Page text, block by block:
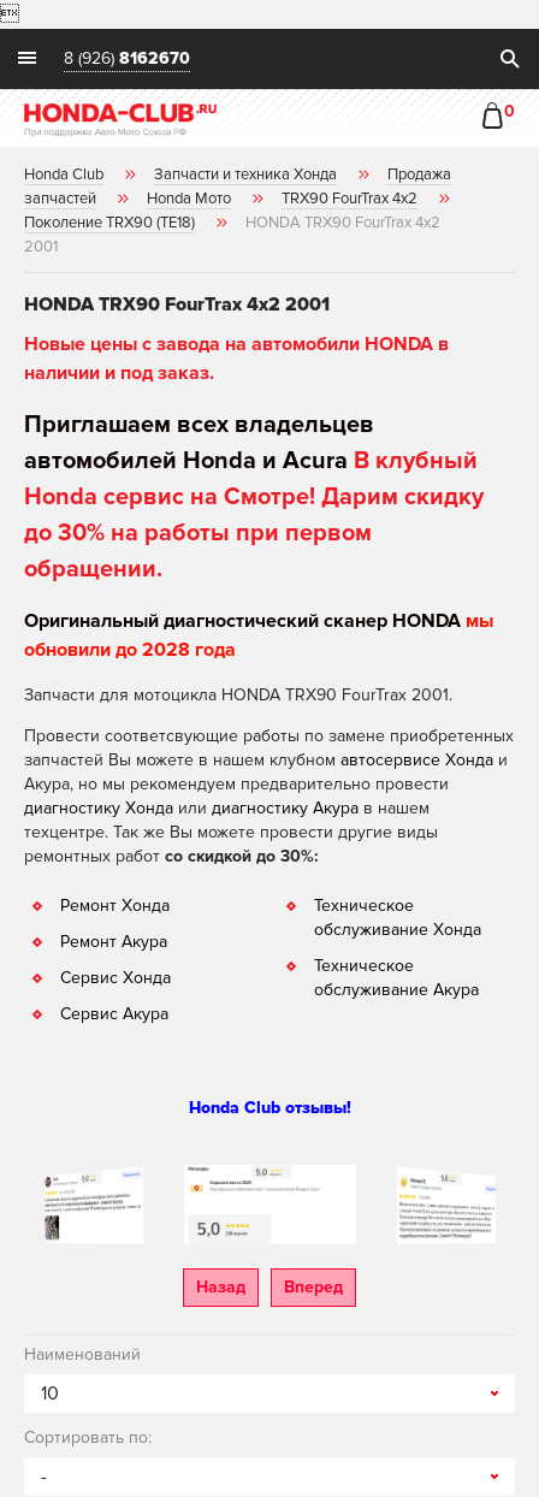

8 (926) 8162670
0
Honda Club Запчасти и техника Хонда
Продажа
запчастей
Honda Мото
TRX90 FourTrax 4x2
Поколение TRX90 (TE18)
HONDA TRX90 FourTrax 4x2
2001
HONDA TRX90 FourTrax 4x2 2001
Новые цены с завода на автомобили HONDA в
наличии и под заказ.
Приглашаем всех владельцев
автомобилей Honda и Acura В клубный
Honda сервис на Смотре! Дарим скидку
до 30% на работы при первом
обращении.
Оригинальный диагностический сканер HONDA мы
обновили до 2028 года
Запчасти для мотоцикла HONDA TRX90 FourTrax 2001.
Провести соответсвующие работы по замене приобретенных
запчастей Вы можете в нашем клубном автосервисе Хонда и
Акура, но мы рекомендуем предварительно провести
диагностику Хонда или диагностику Акура в нашем
техцентре. Так же Вы можете провести другие виды
ремонтных работ со скидкой до 30%:
Ремонт Хонда
Ремонт Акура
Сервис Хонда
Сервис Акура
Техническое
обслуживание Хонда
Техническое
обслуживание Акура
Honda Club отзывы!
Назад Вперед
Наименований
10
Сортировать по:
-